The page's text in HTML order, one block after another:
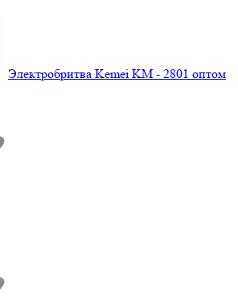
Электробритва Kemei KM - 2801 оптом